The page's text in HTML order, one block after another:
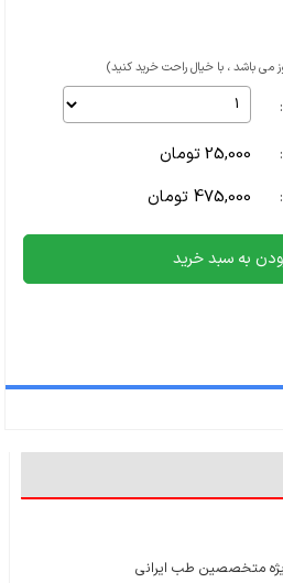
باشد ، با خیال راحت خرید کنید)
25,000 تومان
475,000 تومان
متخصصین طب ایرانی